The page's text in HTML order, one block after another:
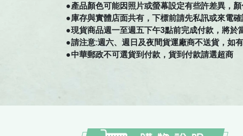
●產品顏色可能因照片或螢幕設定有些許差異，顏
●庫存與實體店面共有，下標前請先私訊或來電確
●現貨商品週一至週五下午3點前完成付款，將
●請注意:週六、週日及夜間貨運廠商不送貨，如
●中華郵政不可選貨到付款，貨到付款請選超商